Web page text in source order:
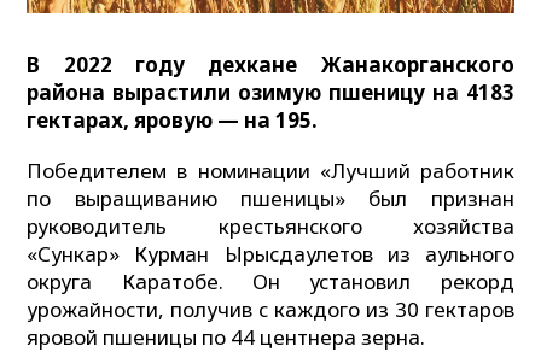
В 2022 году дехкане Жанакорганского
района вырастили озимую пшеницу на 4183
гектарах, яровую — на 195.
Победителем в номинации «Лучший работник
по выращиванию пшеницы» был признан
руководитель крестьянского хозяйства
«Сункар» Курман Ырысдаулетов из аульного
округа Каратобе. Он установил рекорд
урожайности, получив с каждого из 30 гектаров
яровой пшеницы по 44 центнера зерна.